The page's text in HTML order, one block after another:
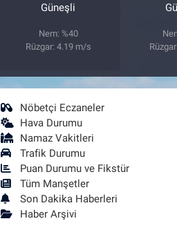
Güneşli
Nem: %40
Rüzgar: 4.19 m/s
Nöbetçi Eczaneler
Hava Durumu
Namaz Vakitleri
Trafik Durumu
Puan Durumu ve Fikstür
Tüm Manşetler
Son Dakika Haberleri
Haber Arşivi